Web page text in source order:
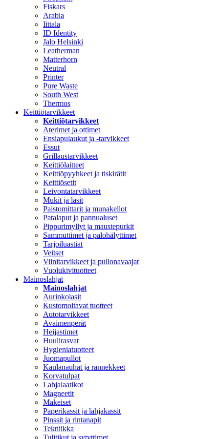
Fiskars
Arabia
Iittala
ID Identity
Jalo Helsinki
Leatherman
Matterhorn
Neutral
Printer
Pure Waste
South West
Thermos
Keittiötarvikkeet
Keittiötarvikkeet
Aterimet ja ottimet
Ensiapulaukut ja -tarvikkeet
Essut
Grillaustarvikkeet
Keittiölaitteet
Keittiöpyyhkeet ja tiskirätit
Keittiösetit
Leivontatarvikkeet
Mukit ja lasit
Paistomittarit ja munakellot
Patalaput ja pannualuset
Pippurimyllyt ja maustepurkit
Sammuttimet ja palohälyttimet
Tarjoiluastiat
Veitset
Viinitarvikkeet ja pullonavaajat
Vuolukivituotteet
Mainoslahjat
Mainoslahjat
Aurinkolasit
Kustomoitavat tuotteet
Autotarvikkeet
Avaimenperät
Heijastimet
Huulirasvat
Hygieniatuotteet
Juomapullot
Kaulanauhat ja rannekkeet
Korvatulpat
Lahjalaatikot
Magneetit
Makeiset
Paperikassit ja lahjakassit
Pinssit ja rintanapit
Tekniikka
Tulitikut ja sytyttimet